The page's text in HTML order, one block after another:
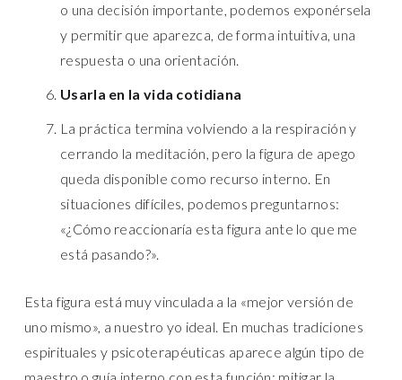
o una decisión importante, podemos exponérsela
y permitir que aparezca, de forma intuitiva, una
respuesta o una orientación.
Usarla en la vida cotidiana
La práctica termina volviendo a la respiración y
cerrando la meditación, pero la figura de apego
queda disponible como recurso interno. En
situaciones difíciles, podemos preguntarnos:
«¿Cómo reaccionaría esta figura ante lo que me
está pasando?».
Esta figura está muy vinculada a la «mejor versión de
uno mismo», a nuestro yo ideal. En muchas tradiciones
espirituales y psicoterapéuticas aparece algún tipo de